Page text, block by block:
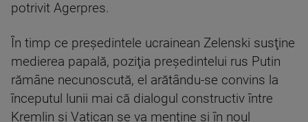
potrivit Agerpres.
În timp ce preşedintele ucrainean Zelenski susţine
medierea papală, poziţia preşedintelui rus Putin
rămâne necunoscută, el arătându-se convins la
începutul lunii mai că dialogul constructiv între
Kremlin şi Vatican se va menţine şi în noul